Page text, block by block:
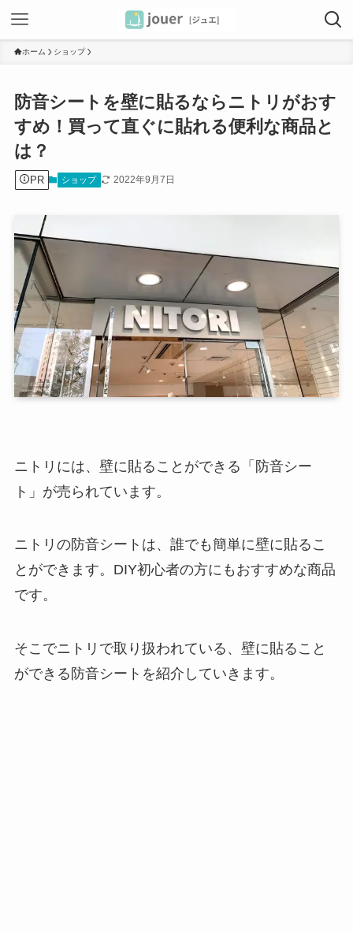
ホーム ショップ
防音シートを壁に貼るならニトリがおす
すめ！買って直ぐに貼れる便利な商品と
は？
PR ショップ 2022年9月7日
ニトリには、壁に貼ることができる「防音シー
ト」が売られています。
ニトリの防音シートは、誰でも簡単に壁に貼るこ
とができます。DIY初心者の方にもおすすめな商品
です。
そこでニトリで取り扱われている、壁に貼ること
ができる防音シートを紹介していきます。